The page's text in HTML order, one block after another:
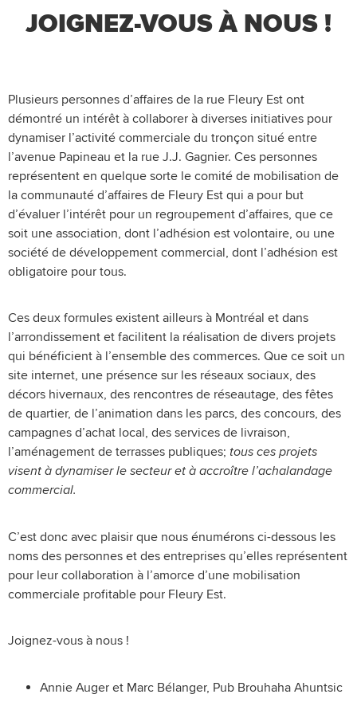
JOIGNEZ-VOUS À NOUS !
Plusieurs personnes d’affaires de la rue Fleury Est ont
démontré un intérêt à collaborer à diverses initiatives pour
dynamiser l’activité commerciale du tronçon situé entre
l’avenue Papineau et la rue J.J. Gagnier. Ces personnes
représentent en quelque sorte le comité de mobilisation de
la communauté d’affaires de Fleury Est qui a pour but
d’évaluer l’intérêt pour un regroupement d’affaires, que ce
soit une association, dont l’adhésion est volontaire, ou une
société de développement commercial, dont l’adhésion est
obligatoire pour tous.
Ces deux formules existent ailleurs à Montréal et dans
l’arrondissement et facilitent la réalisation de divers projets
qui bénéficient à l’ensemble des commerces. Que ce soit un
site internet, une présence sur les réseaux sociaux, des
décors hivernaux, des rencontres de réseautage, des fêtes
de quartier, de l’animation dans les parcs, des concours, des
campagnes d’achat local, des services de livraison,
l’aménagement de terrasses publiques; tous ces projets
visent à dynamiser le secteur et à accroître l’achalandage
commercial.
C’est donc avec plaisir que nous énumérons ci-dessous les
noms des personnes et des entreprises qu’elles représentent
pour leur collaboration à l’amorce d’une mobilisation
commerciale profitable pour Fleury Est.
Joignez-vous à nous !
Annie Auger et Marc Bélanger, Pub Brouhaha Ahuntsic